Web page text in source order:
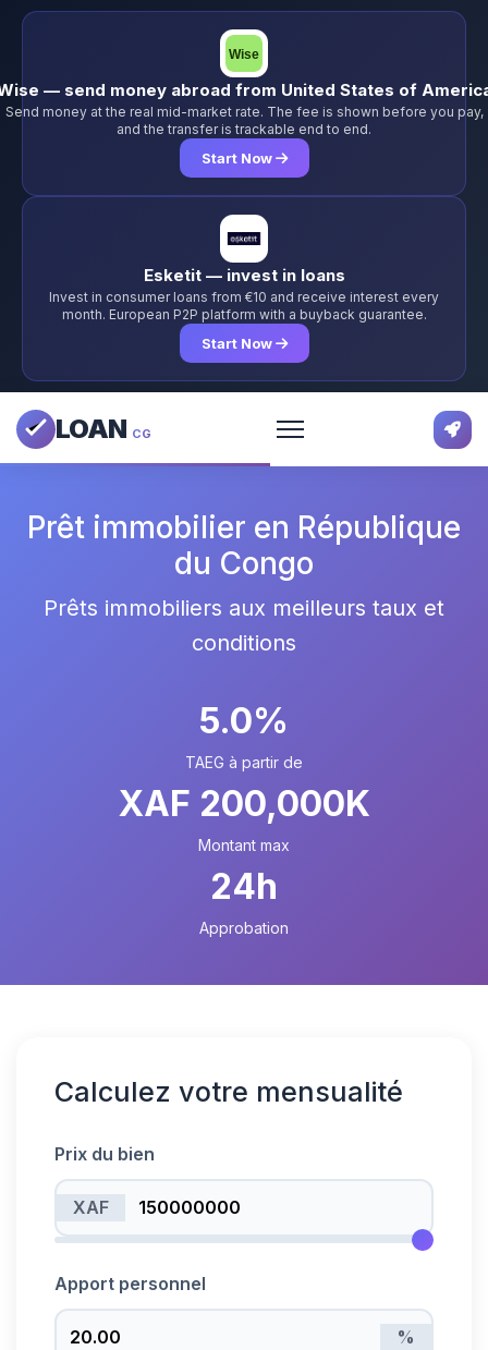
— send money abroad from United States of
Send money at the real mid-market rate. The fee is shown before you pay,
and the transfer is trackable end to end.
Start Now
Esketit — invest in loans
Invest in consumer loans from €10 and receive interest every
month. European P2P platform with a buyback guarantee.
Start Now
LOAN CG
Prêt immobilier en République
du Congo
Prêts immobiliers aux meilleurs taux et
conditions
5.0%
TAEG à partir de
XAF 200,000K
Montant max
24h
Approbation
Calculez votre mensualité
Prix du bien
XAF
Apport personnel
%